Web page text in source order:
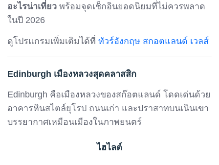
อะไรน่าเที่ยว พร้อมจุดเช็กอินยอดนิยมที่ไม่ควรพลาด
ในปี 2026
ดูโปรแกรมเพิ่มเติมได้ที่ ทัวร์อังกฤษ สกอตแลนด์ เวลส์
Edinburgh เมืองหลวงสุดคลาสสิก
Edinburgh คือเมืองหลวงของสก๊อตแลนด์ โดดเด่นด้วย
อาคารหินสไตล์ยุโรป ถนนเก่า และปราสาทบนเนินเขา
บรรยากาศเหมือนเมืองในภาพยนตร์
ไฮไลต์